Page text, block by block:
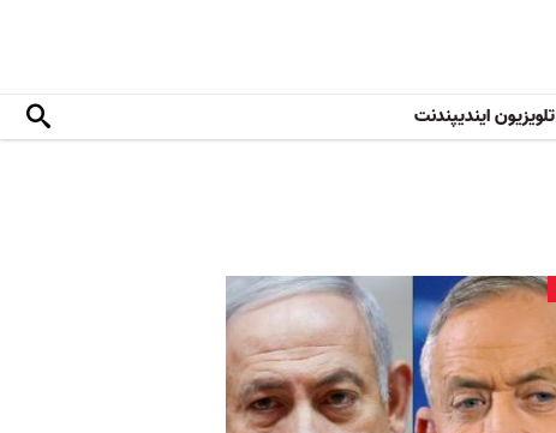
تلویزیون ایندیپندنت